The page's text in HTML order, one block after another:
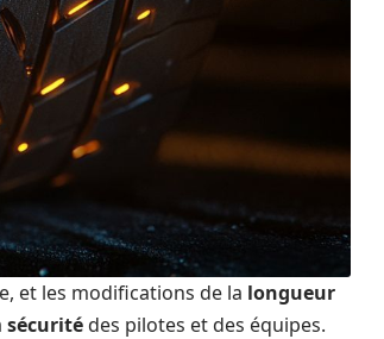
et les modifications de la longueur
sécuritédes pilotes et des équipes.